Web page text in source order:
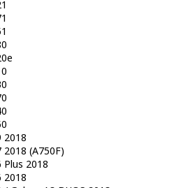
2018
2018 (A750F)
Plus 2018
2018